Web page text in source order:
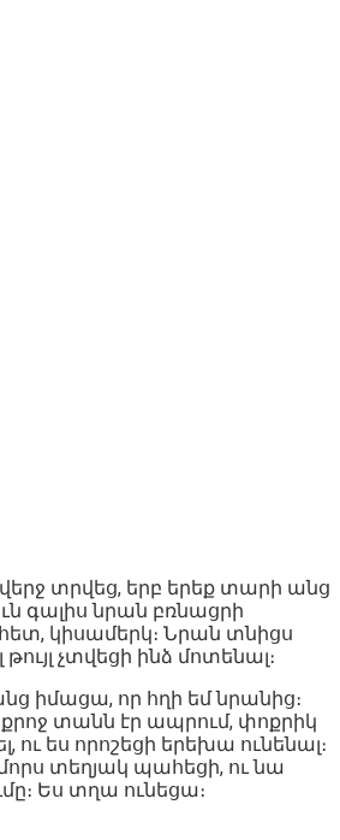
տրվեց, երբ երեք տարի անց
գալիս նրան բռնացրի
հետ, կիսամերկ։ Նրան տնիցս
թույլ չտվեցի ինձ մոտենալ։
իմացա, որ հղի եմ նրանից։
տանն էր ապրում, փոքրիկ
ու ես որոշեցի երեխա ունենալ։
տեղյակ պահեցի, ու նա
Ես տղա ունեցա։